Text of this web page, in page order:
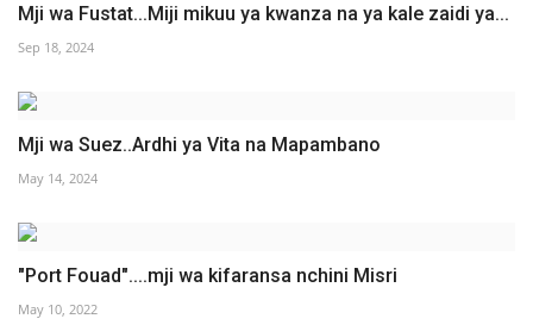
Mji wa Fustat...Miji mikuu ya kwanza na ya kale zaidi ya...
Sep 18, 2024
Mji wa Suez..Ardhi ya Vita na Mapambano
May 14, 2024
"Port Fouad"....mji wa kifaransa nchini Misri
May 10, 2022